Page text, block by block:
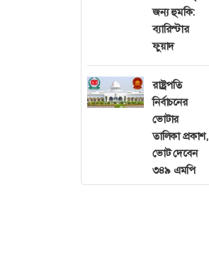
জন্য হুমকি:
ব্যারিস্টার
ফুয়াদ
রাষ্ট্রপতি
নির্বাচনের
ভোটার
তালিকা প্রকাশ,
ভোট দেবেন
৩৪৯ এমপি